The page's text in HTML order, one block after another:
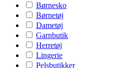
Børnesko
Børnetøj
Dametøj
Garnbutik
Herretøj
Lingerie
Pelsbutikker